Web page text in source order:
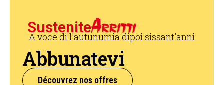
Sustenite
A voce di l'autunumia dipoi sissant'anni
Abbunatevi
Découvrez nos offres